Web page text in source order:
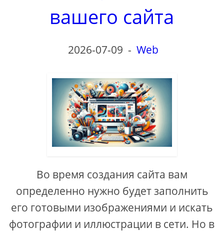
вашего сайта
2026-07-09 - Web
Во время создания сайта вам
определенно нужно будет заполнить
его готовыми изображениями и искать
фотографии и иллюстрации в сети. Но в